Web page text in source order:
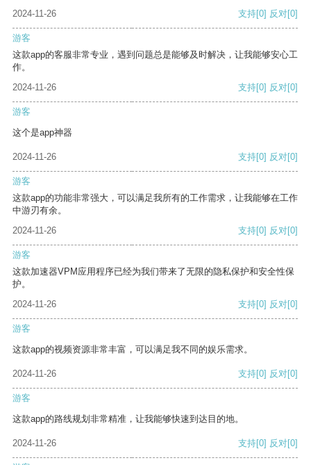
2024-11-26
支持[0] 反对[0]
游客
这款app的客服非常专业，遇到问题总是能够及时解决，让我能够安心工
作。
2024-11-26
支持[0] 反对[0]
游客
这个是app神器
2024-11-26 支持[0] 反对[0]
游客
这款app的功能非常强大，可以满足我所有的工作需求，让我能够在工作
中游刃有余。
2024-11-26
支持[0] 反对[0]
游客
这款加速器VPM应用程序已经为我们带来了无限的隐私保护和安全性保
护。
2024-11-26
支持[0] 反对[0]
游客
这款app的视频资源非常丰富，可以满足我不同的娱乐需求。
2024-11-26 支持[0] 反对[0]
游客
这款app的路线规划非常精准，让我能够快速到达目的地。
2024-11-26 支持[0] 反对[0]